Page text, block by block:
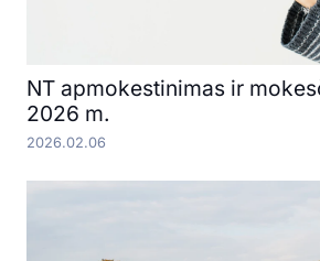
NT apmokestinimas ir
2026 m.
2026.02.06